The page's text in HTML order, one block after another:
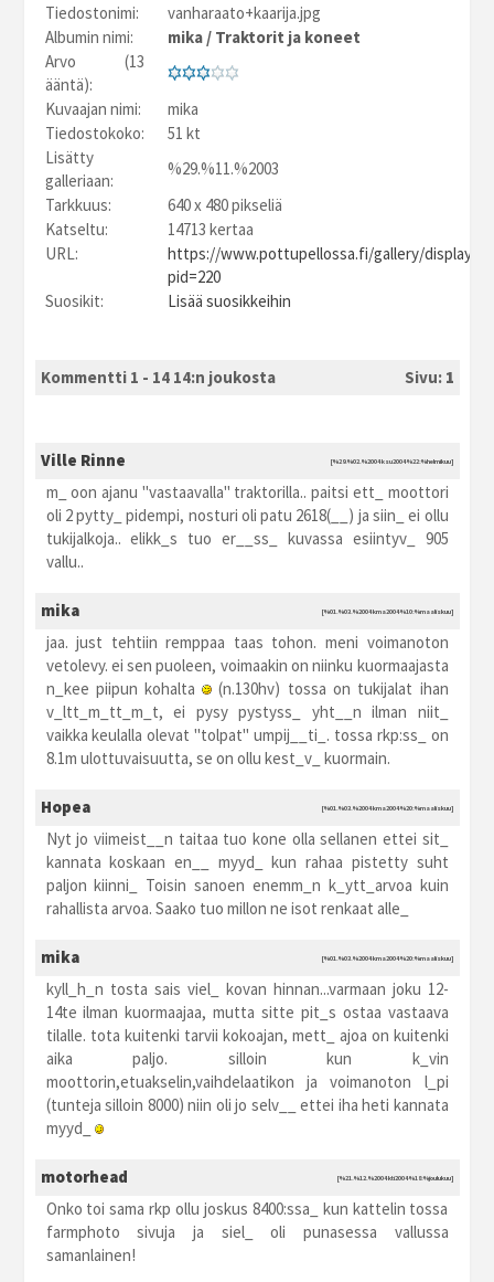
Tiedostonimi:
vanharaato+kaarija.jpg
Albumin nimi:
mika / Traktorit ja koneet
Arvo (13
ääntä):
Kuvaajan nimi:
mika
Tiedostokoko:
51 kt
Lisätty
galleriaan:
%29.%11.%2003
Tarkkuus:
640 x 480 pikseliä
Katseltu:
14713 kertaa
URL:
https://www.pottupellossa.fi/gallery/
pid=220
Suosikit:
Lisää suosikkeihin
Kommentti 1 - 14 14:n joukosta Sivu: 1
Ville Rinne [%29.%02.%2004 ksu2004 %22:%helmikuu]
m_ oon ajanu "vastaavalla" traktorilla.. paitsi ett_ moottori
oli 2 pytty_ pidempi, nosturi oli patu 2618(__) ja siin_ ei ollu
tukijalkoja.. elikk_s tuo er__ss_ kuvassa esiintyv_ 905
vallu..
mika [%01.%03.%2004 kma2004 %10:%maaliskuu]
jaa. just tehtiin remppaa taas tohon. meni voimanoton
vetolevy. ei sen puoleen, voimaakin on niinku kuormaajasta
n_kee piipun kohalta
(n.130hv) tossa on tukijalat ihan
v_ltt_m_tt_m_t, ei pysy pystyss_ yht__n ilman niit_
vaikka keulalla olevat "tolpat" umpij__ti_. tossa rkp:ss_ on
8.1m ulottuvaisuutta, se on ollu kest_v_ kuormain.
Hopea [%01.%03.%2004 kma2004 %20:%maaliskuu]
Nyt jo viimeist__n taitaa tuo kone olla sellanen ettei sit_
kannata koskaan en__ myyd_ kun rahaa pistetty suht
paljon kiinni_ Toisin sanoen enemm_n k_ytt_arvoa kuin
rahallista arvoa. Saako tuo millon ne isot renkaat alle_
mika [%01.%03.%2004 kma2004 %20:%maaliskuu]
kyll_h_n tosta sais viel_ kovan hinnan...varmaan joku 12-
14te ilman kuormaajaa, mutta sitte pit_s ostaa vastaava
tilalle. tota kuitenki tarvii kokoajan, mett_ ajoa on kuitenki
aika paljo. silloin kun k_vin
moottorin,etuakselin,vaihdelaatikon ja voimanoton l_pi
(tunteja silloin 8000) niin oli jo selv__ ettei iha heti kannata
myyd_
motorhead [%21.%12.%2004 kti2004 %18:%joulukuu]
Onko toi sama rkp ollu joskus 8400:ssa_ kun kattelin tossa
farmphoto sivuja ja siel_ oli punasessa vallussa
samanlainen!